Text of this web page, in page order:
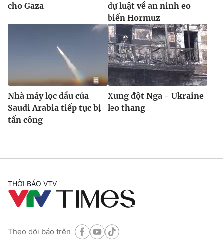
cho Gaza
dự luật về an ninh eo
biển Hormuz
Nhà máy lọc dầu của
Saudi Arabia tiếp tục bị
tấn công
Xung đột Nga - Ukraine
leo thang
THỜI BÁO VTV
Theo dõi báo trên